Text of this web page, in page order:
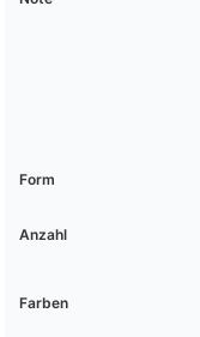
Form
Anzahl
Farben